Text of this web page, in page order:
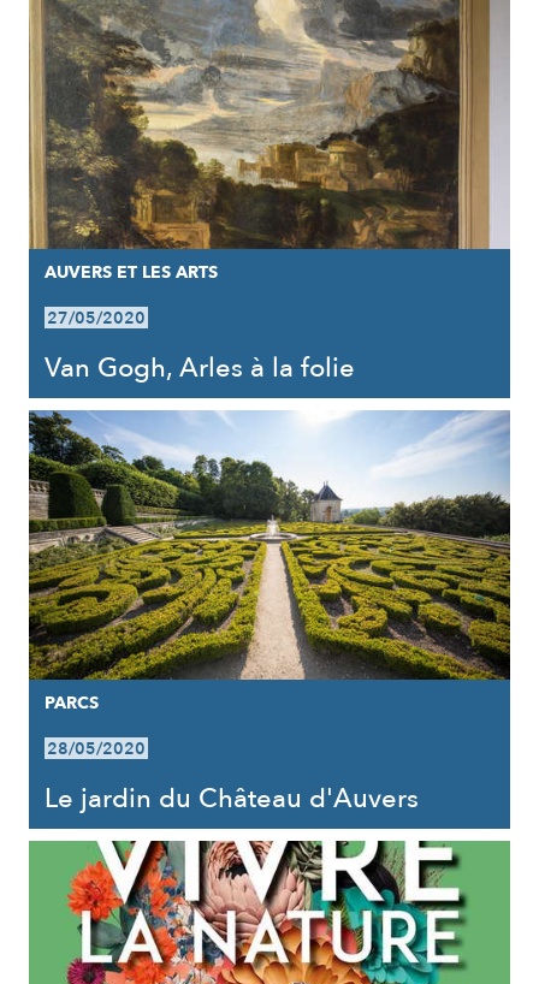
AUVERS ET LES ARTS
27/05/2020
Van Gogh, Arles à la folie
PARCS
28/05/2020
Le jardin du Château d'Auvers